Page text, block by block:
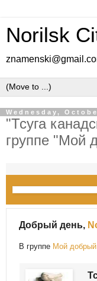
Norilsk
Wednesday,
"Тсуга
группе "Мой
Добрый день,
В группе Мой добрый